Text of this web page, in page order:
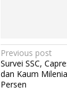
P
o
s
Previous post
Survei SSC,
dan Kaum
Persen